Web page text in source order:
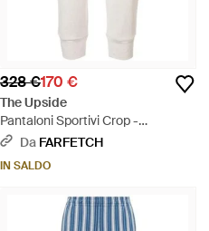
328 €170 €
The Upside
Pantaloni Sportivi Crop -
Multicolore
Da FARFETCH
IN SALDO